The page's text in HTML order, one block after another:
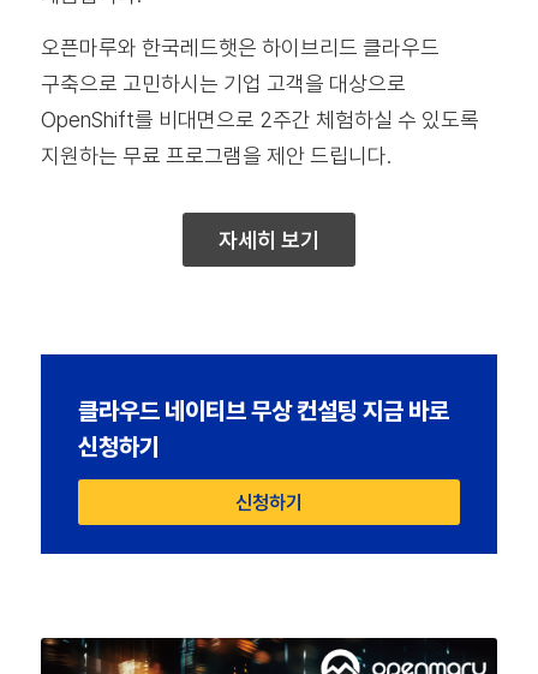
오픈마루와 한국레드햇은 하이브리드 클라우드
구축으로 고민하시는 기업 고객을 대상으로
OpenShift를 비대면으로 2주간 체험하실 수 있도록
지원하는 무료 프로그램을 제안 드립니다.
자세히 보기
클라우드 네이티브 무상 컨설팅 지금 바로
신청하기
신청하기